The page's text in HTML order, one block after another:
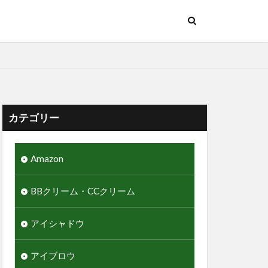
カテゴリー
Amazon
BBクリーム・CCクリーム
アイシャドウ
アイブロウ